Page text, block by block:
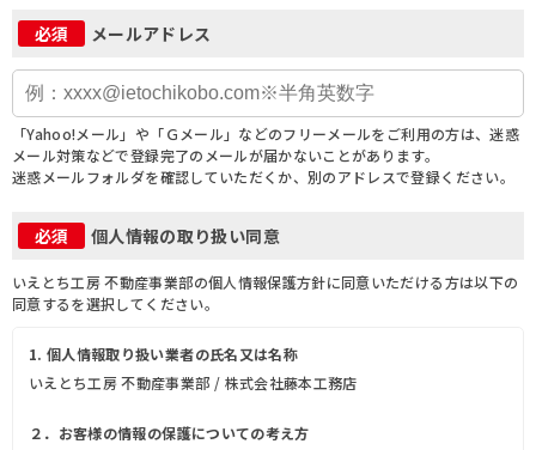
必須 メールアドレス
「Yahoo!メール」や「Ｇメール」などのフリーメールをご利用の方は、迷惑
メール対策などで登録完了のメールが届かないことがあります。
迷惑メールフォルダを確認していただくか、別のアドレスで登録ください。
必須 個人情報の取り扱い同意
いえとち工房 不動産事業部の個人情報保護方針に同意いただける方は以下の
同意するを選択してください。
1. 個人情報取り扱い業者の氏名又は名称
いえとち工房 不動産事業部 / 株式会社藤本工務店
２．お客様の情報の保護についての考え方